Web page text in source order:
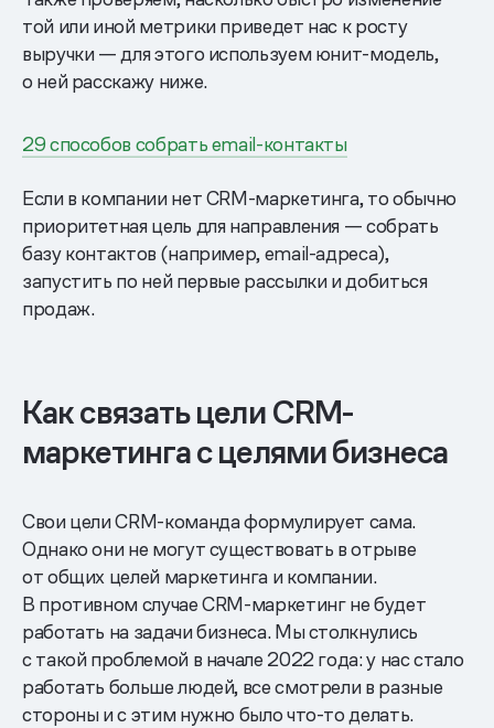
той или иной метрики приведет нас к росту
выручки — для этого используем юнит-модель,
о ней расскажу ниже.
29 способов собрать email-контакты
Если в компании нет CRM-маркетинга, то обычно
приоритетная цель для направления — собрать
базу контактов (например, email-адреса),
запустить по ней первые рассылки и добиться
продаж.
Как связать цели CRM-
маркетинга с целями бизнеса
Свои цели CRM-команда формулирует сама.
Однако они не могут существовать в отрыве
от общих целей маркетинга и компании.
В противном случае CRM-маркетинг не будет
работать на задачи бизнеса. Мы столкнулись
с такой проблемой в начале 2022 года: у нас стало
работать больше людей, все смотрели в разные
стороны и с этим нужно было что-то делать.